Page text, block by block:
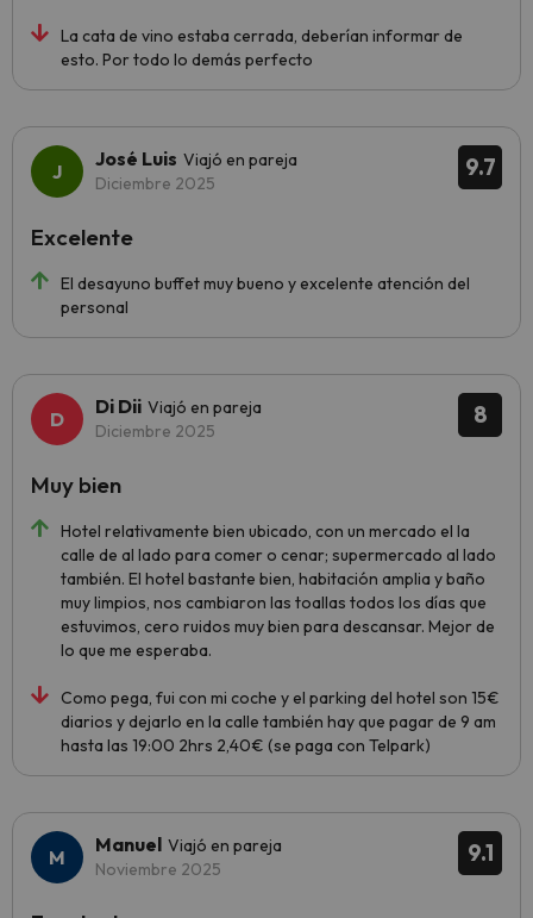
La cata de vino estaba cerrada, deberían informar de
esto. Por todo lo demás perfecto
9.7
José Luis Viajó en pareja
Diciembre 2025
El desayuno buffet muy bueno y excelente atención del
personal
Excelente
8
Di Dii Viajó en pareja
Diciembre 2025
Hotel relativamente bien ubicado, con un mercado el la
calle de al lado para comer o cenar; supermercado al lado
también. El hotel bastante bien, habitación amplia y baño
muy limpios, nos cambiaron las toallas todos los días que
estuvimos, cero ruidos muy bien para descansar. Mejor de
lo que me esperaba.
Como pega, fui con mi coche y el parking del hotel son 15€
diarios y dejarlo en la calle también hay que pagar de 9 am
hasta las 19:00 2hrs 2,40€ (se paga con Telpark)
Muy bien
9.1
Manuel Viajó en pareja
Noviembre 2025